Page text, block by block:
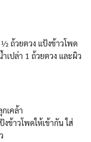
ถ้วยตวง แป้งข้าวโพด
เปล่า 1 ถ้วยตวง และผิว
เคล้า
ข้าวโพดให้เข้ากัน ใส่